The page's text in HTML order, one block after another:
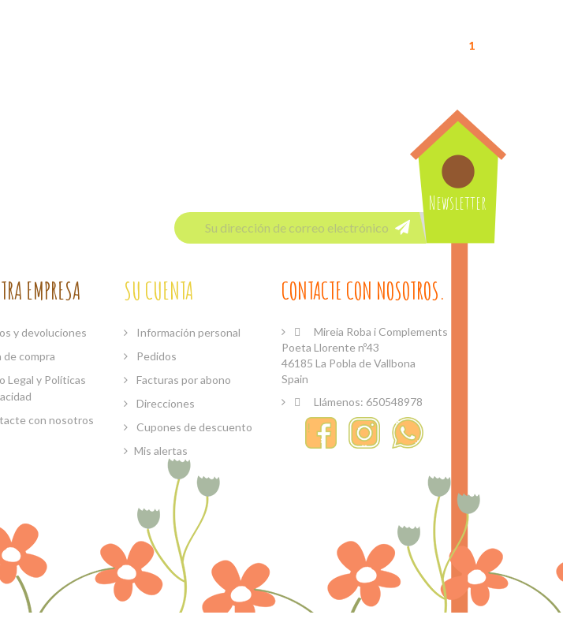
1
Newsletter
EMPRESA
y devoluciones
de compra
Legal y Políticas
con nosotros
SU CUENTA
Información personal
Pedidos
Facturas por abono
Direcciones
Cupones de descuento
Mis alertas
CONTACTE CON NOSOTROS.

Mireia Roba i Complements
Poeta Llorente nº43
46185 La Pobla de Vallbona
Spain
 Llámenos: 650548978